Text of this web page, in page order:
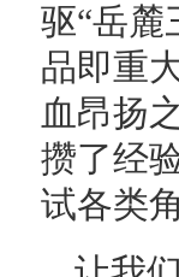
驱“岳麓
品即重
血昂扬
攒了经
试各类